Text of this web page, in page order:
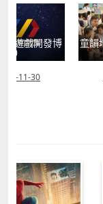
語・音樂啟蒙
08-09